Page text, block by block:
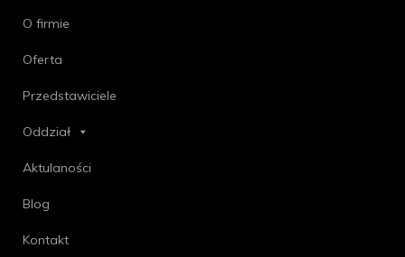
O firmie
Oferta
Przedstawiciele
Oddział
Aktulaności
Blog
Kontakt